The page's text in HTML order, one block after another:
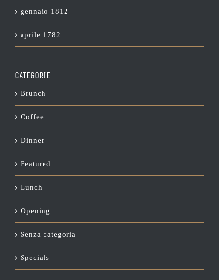
gennaio 1812
aprile 1782
CATEGORIE
Brunch
Coffee
Dinner
Featured
Lunch
Opening
Senza categoria
Specials